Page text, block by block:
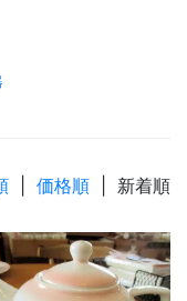
価格順 | 新着順